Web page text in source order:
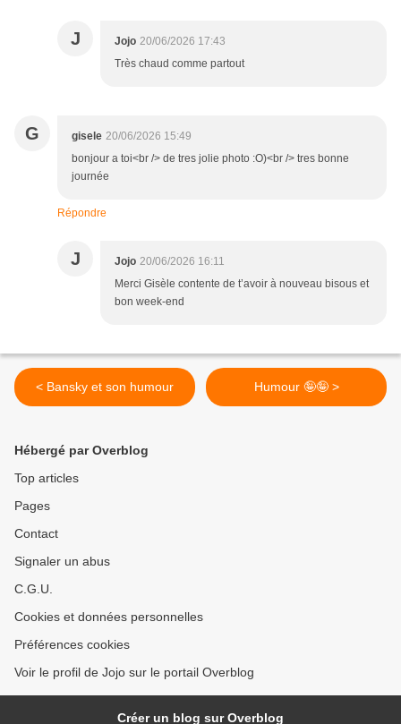
J Jojo 20/06/2026 17:43
Très chaud comme partout
G gisele 20/06/2026 15:49
bonjour a toi<br /> de tres jolie photo :O)<br /> tres bonne
journée
Répondre
J Jojo 20/06/2026 16:11
Merci Gisèle contente de t’avoir à nouveau bisous et
bon week-end
< Bansky et son humour Humour 🤪🤪 >
Hébergé par Overblog
Top articles
Pages
Contact
Signaler un abus
C.G.U.
Cookies et données personnelles
Préférences cookies
Voir le profil de Jojo sur le portail Overblog
Créer un blog sur Overblog